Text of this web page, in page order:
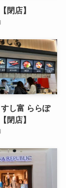
閉店】
し富 ららぽ
閉店】